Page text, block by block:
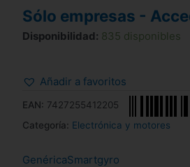
Sólo empresas -
Disponibilidad: 835 disponibles
Añadir a favoritos
EAN: 7427255412205
Categoría: Electrónica y motores
GenéricaSmartgyro